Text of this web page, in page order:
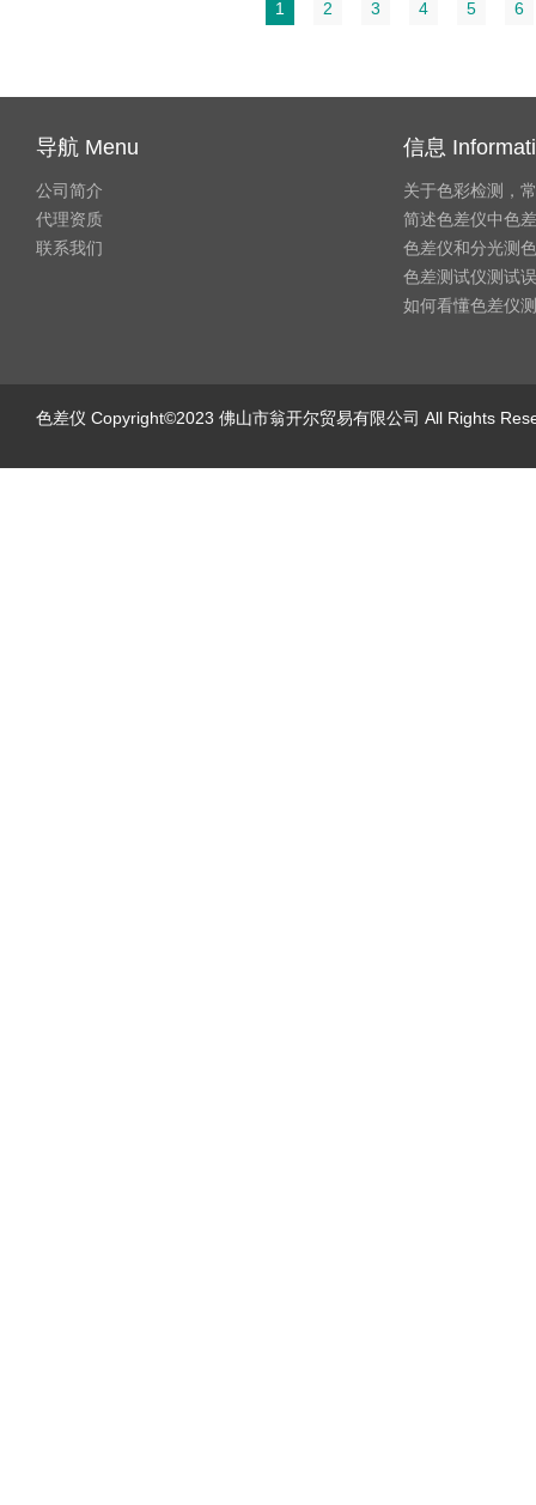
1 2 3 4 5 6
导航 Menu
公司简介
代理资质
联系我们
信息
关于色彩检测，
简述色差仪中色
色差仪和分光测
色差测试仪测试
如何看懂色差仪
色差仪 Copyright©2023 佛山市翁开尔贸易有限公司 All Rights